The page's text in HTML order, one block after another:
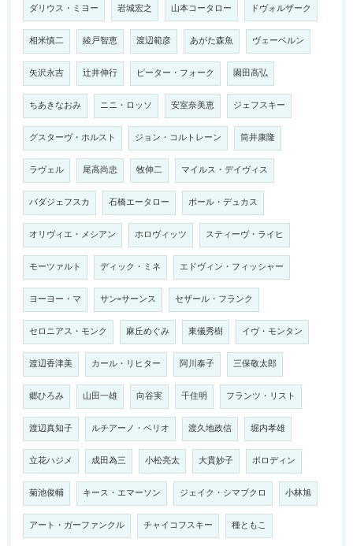
ダリウス・ミヨー 岩城宏之 山本コータロー ドヴォルザーク
相米慎二 綾戸智恵 渡辺範彦 あがた森魚 ヴェーベルン
矢沢永吉 辻井伸行 ピーター・フォーク 園田高弘
ちあきなおみ ニニ・ロッソ 安室奈美恵 ジェフスキー
グスターヴ・ホルスト ジョン・コルトレーン 筒井康隆
ラヴェル 尾高尚忠 牧伸二 マイルス・デイヴィス
バダジェフスカ 石橋エータロー ポール・デュカス
オリヴィエ・メシアン ホロヴィッツ スティーヴ・ライヒ
モーツァルト ディック・ミネ エドヴィン・フィッシャー
ヨーヨー・マ サン=サーンス セザール・フランク
セロニアス・モンク 麻丘めぐみ 東儀秀樹 イヴ・モンタン
渡辺香津美 カール・リヒター 阿川泰子 三保敬太郎
郷ひろみ 山田一雄 向谷実 千住明 フランツ・リスト
渡辺真知子 ルチアーノ・ベリオ 渡久地政信 堀内孝雄
立花ハジメ 成田為三 小松亮太 大貫妙子 ボロディン
菊池俊輔 キース・エマーソン ジェイク・シマブクロ 小林旭
アート・ガーファンクル チャイコフスキー 種ともこ